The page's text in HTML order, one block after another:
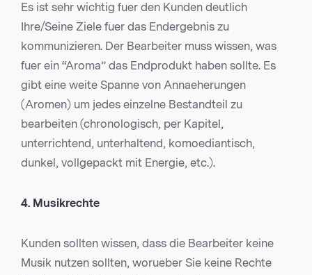
Es ist sehr wichtig fuer den Kunden deutlich
Ihre/Seine Ziele fuer das Endergebnis zu
kommunizieren. Der Bearbeiter muss wissen, was
fuer ein “Aroma” das Endprodukt haben sollte. Es
gibt eine weite Spanne von Annaeherungen
(Aromen) um jedes einzelne Bestandteil zu
bearbeiten (chronologisch, per Kapitel,
unterrichtend, unterhaltend, komoediantisch,
dunkel, vollgepackt mit Energie, etc.).
4. Musikrechte
Kunden sollten wissen, dass die Bearbeiter keine
Musik nutzen sollten, worueber Sie keine Rechte